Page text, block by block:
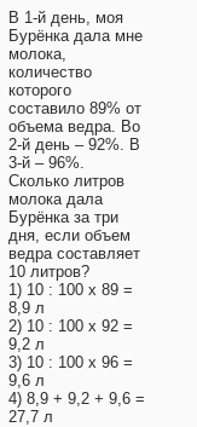
В 1-й день, моя
Бурёнка дала мне
молока,
количество
которого
составило 89% от
объема ведра. Во
2-й день – 92%. В
3-й – 96%.
Сколько литров
молока дала
Бурёнка за три
дня, если объем
ведра составляет
10 литров?
1) 10 : 100 х 89 =
8,9 л
2) 10 : 100 х 92 =
9,2 л
3) 10 : 100 х 96 =
9,6 л
4) 8,9 + 9,2 + 9,6 =
27,7 л